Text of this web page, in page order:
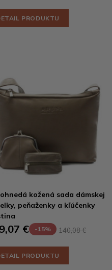
PRODUKTU
kožená sada dámskej
peňaženky a kľúčenky
€ -15% 140,08 €
PRODUKTU